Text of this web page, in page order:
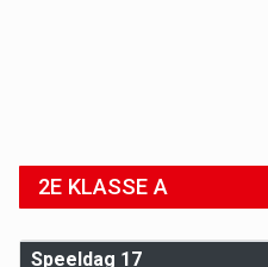
2E KLASSE A
Speeldag 17